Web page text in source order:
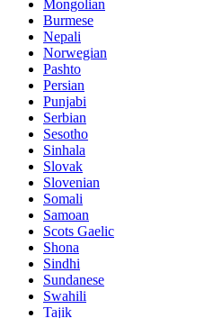
Mongolian
Burmese
Nepali
Norwegian
Pashto
Persian
Punjabi
Serbian
Sesotho
Sinhala
Slovak
Slovenian
Somali
Samoan
Scots Gaelic
Shona
Sindhi
Sundanese
Swahili
Tajik